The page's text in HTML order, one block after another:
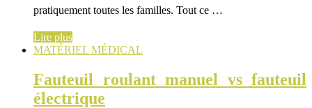
pratiquement toutes les familles. Tout ce …
Lire plus
MATÉRIEL MÉDICAL
Fauteuil roulant manuel vs fauteuil
électrique